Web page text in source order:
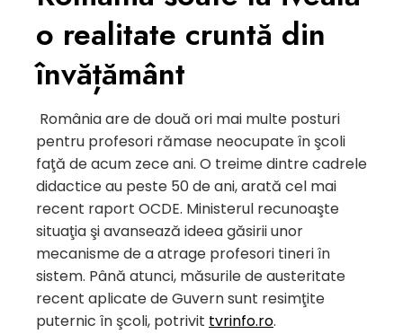
o realitate cruntă din
învățământ
România are de două ori mai multe posturi
pentru profesori rămase neocupate în şcoli
faţă de acum zece ani. O treime dintre cadrele
didactice au peste 50 de ani, arată cel mai
recent raport OCDE. Ministerul recunoaşte
situaţia şi avansează ideea găsirii unor
mecanisme de a atrage profesori tineri în
sistem. Până atunci, măsurile de austeritate
recent aplicate de Guvern sunt resimţite
puternic în şcoli, potrivit tvrinfo.ro.